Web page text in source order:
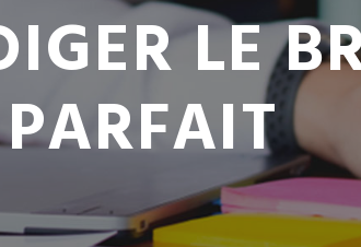
LE
PARFAIT